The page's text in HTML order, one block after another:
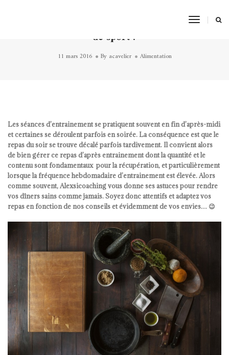
Toggle
Comment dîner sainement après une séance
de sport ?
11 mars 2016 By acavelier Alimentation
Les séances d’entrainement se pratiquent souvent en fin d’après-midi
et certaines se déroulent parfois en soirée. La conséquence est que le
repas du soir se trouve décalé parfois tardivement. Il convient alors
de bien gérer ce repas d’après entrainement dont la quantité et le
contenu sont fondamentaux pour la récupération, et particulièrement
lorsque la fréquence hebdomadaire d’entrainement est élevée. Alors
comme souvent, Alexsicoaching vous donne ses astuces pour rendre
vos dîners sains comme jamais. Soyez donc attentifs et adaptez vos
repas en fonction de nos conseils et évidemment de vos envies… 😉